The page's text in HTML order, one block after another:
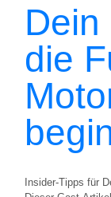
Dein
die
Insider-Tipps für